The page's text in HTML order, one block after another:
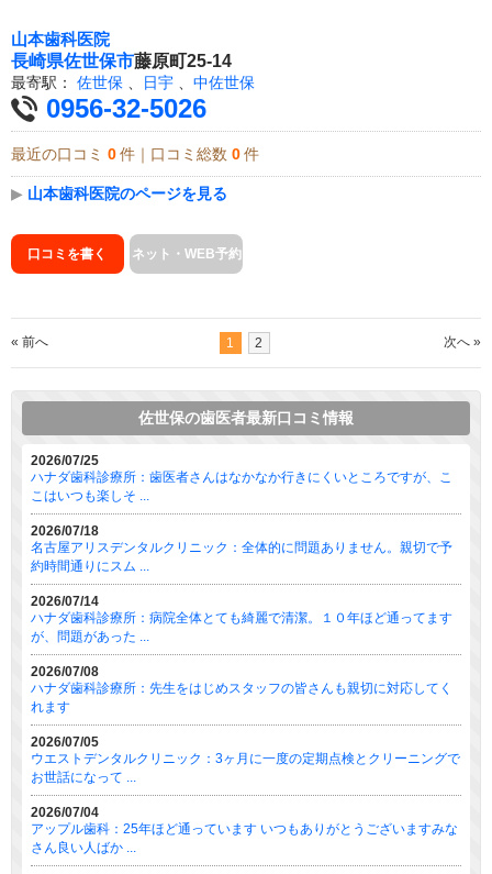
山本歯科医院
長崎県佐世保市藤原町25-14
最寄駅： 佐世保 、 日宇 、 中佐世保
0956-32-5026
最近の口コミ 0 件｜口コミ総数 0 件
▶ 山本歯科医院のページを見る
口コミを書く ネット・WEB予約
« 前へ 1 2 次へ »
佐世保の歯医者最新口コミ情報
2026/07/25
ハナダ歯科診療所：歯医者さんはなかなか行きにくいところですが、こ
こはいつも楽しそ ...
2026/07/18
名古屋アリスデンタルクリニック：全体的に問題ありません。親切で予
約時間通りにスム ...
2026/07/14
ハナダ歯科診療所：病院全体とても綺麗で清潔。１０年ほど通ってます
が、問題があった ...
2026/07/08
ハナダ歯科診療所：先生をはじめスタッフの皆さんも親切に対応してく
れます
2026/07/05
ウエストデンタルクリニック：3ヶ月に一度の定期点検とクリーニングで
お世話になって ...
2026/07/04
アップル歯科：25年ほど通っています いつもありがとうございますみな
さん良い人ばか ...